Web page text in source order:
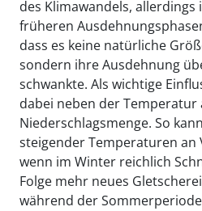
des Klimawandels,
früheren
dass es keine natürliche
sondern ihre Ausdehnung
schwankte. Als wichtige
dabei neben der Temperatur
Niederschlagsmenge. So
steigender Temperaturen an
wenn im Winter reichlich
Folge mehr neues
während der